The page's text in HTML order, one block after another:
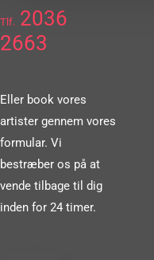
Tlf. 2036
2663
Eller book vores
artister gennem vores
formular. Vi
bestræber os på at
vende tilbage til dig
inden for 24 timer.